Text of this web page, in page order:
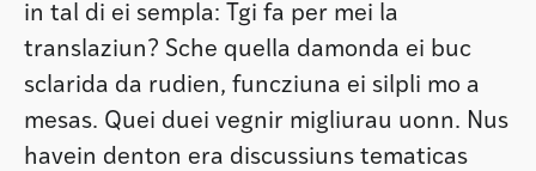
in tal di ei sempla: Tgi fa per mei la
translaziun? Sche quella damonda ei buc
sclarida da rudien, funcziuna ei silpli mo a
mesas. Quei duei vegnir migliurau uonn. Nus
havein denton era discussiuns tematicas